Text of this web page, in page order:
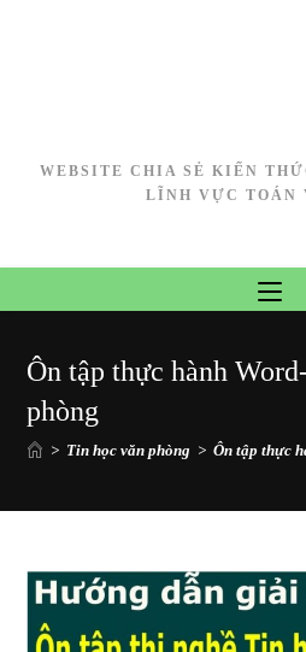
WEBSITE CHIA SẺ KIẾN
LĨNH VỰC TOÁN
Ôn tập thực hành
phòng
> Tin học văn phòng > Ôn tập thực